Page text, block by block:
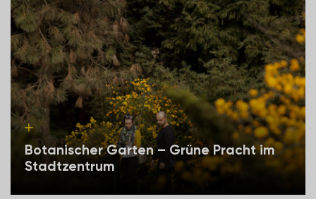
Botanischer Garten – Grüne Pracht im
Stadtzentrum